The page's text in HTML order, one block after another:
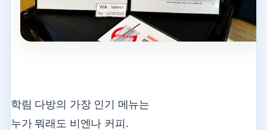
학림 다방의 가장 인기 메뉴는
누가 뭐래도 비엔나 커피.